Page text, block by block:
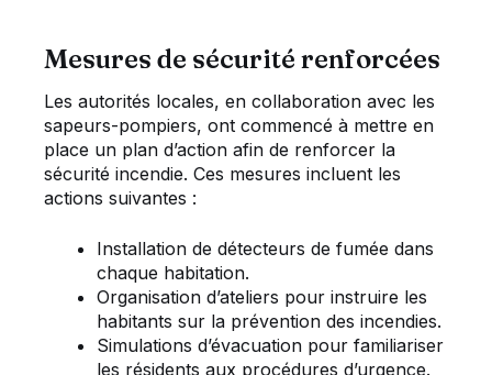
Mesures de sécurité renforcées
Les autorités locales, en collaboration avec les
sapeurs-pompiers, ont commencé à mettre en
place un plan d’action afin de renforcer la
sécurité incendie. Ces mesures incluent les
actions suivantes :
Installation de détecteurs de fumée dans
chaque habitation.
Organisation d’ateliers pour instruire les
habitants sur la prévention des incendies.
Simulations d’évacuation pour familiariser
les résidents aux procédures d’urgence.